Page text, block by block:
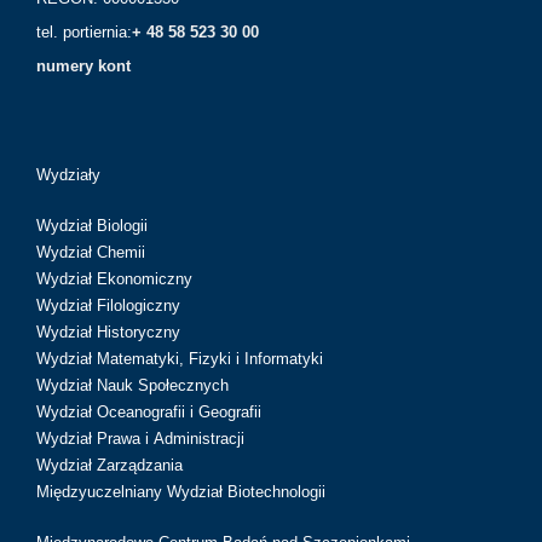
tel. portiernia:+ 48 58 523 30 00
numery kont
Wydziały
Wydział Biologii
Wydział Chemii
Wydział Ekonomiczny
Wydział Filologiczny
Wydział Historyczny
Wydział Matematyki, Fizyki i Informatyki
Wydział Nauk Społecznych
Wydział Oceanografii i Geografii
Wydział Prawa i Administracji
Wydział Zarządzania
Międzyuczelniany Wydział Biotechnologii